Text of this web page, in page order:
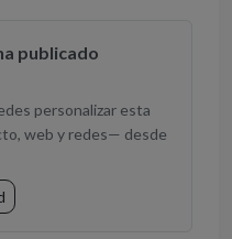
publicado
personalizar esta
web y redes— desde